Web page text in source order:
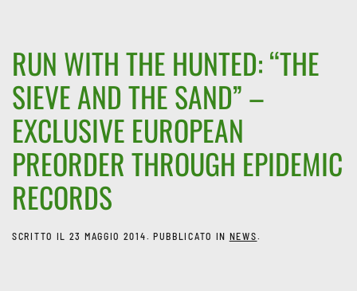
RUN WITH THE HUNTED: “THE
SIEVE AND THE SAND” –
EXCLUSIVE EUROPEAN
PREORDER THROUGH EPIDEMIC
RECORDS
SCRITTO IL 23 MAGGIO 2014 . PUBBLICATO IN NEWS